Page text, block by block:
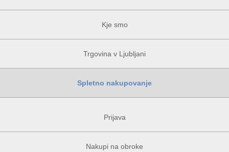
Kje smo
Trgovina v Ljubljani
Spletno nakupovanje
Prijava
Nakupi na obroke